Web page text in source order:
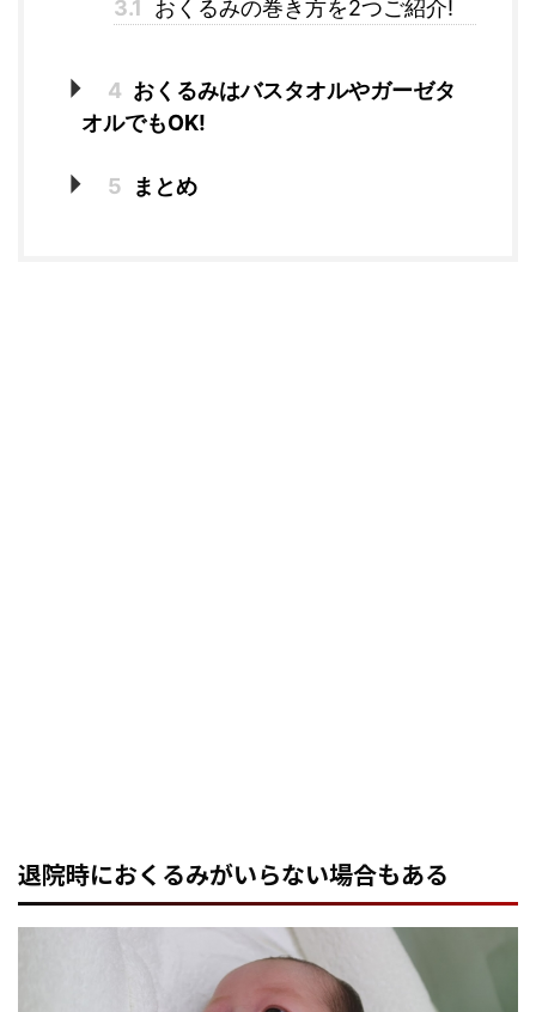
3.1
おくるみの巻き方を2つご紹介!
4 おくるみはバスタオルやガーゼタ
オルでもOK!
5 まとめ
退院時におくるみがいらない場合もある